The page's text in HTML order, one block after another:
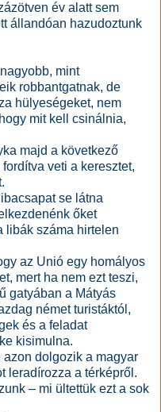
év alatt sem
állandóan hazudoztunk
mint
robbantgatnak, de
hülyeségeket, nem
mit kell csinálnia,
majd a következő
veti a keresztet,
se látna
őket
libák száma hirtelen
az Unió egy homályos
mert ha nem ezt teszi,
gatyában a Mátyás
német turistáktól,
és a feladat
kisimulna.
dolgozik a magyar
leradírozza a térképről.
– mi ültettük ezt a sok